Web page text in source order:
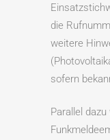
die
weitere
sofern
Parallel